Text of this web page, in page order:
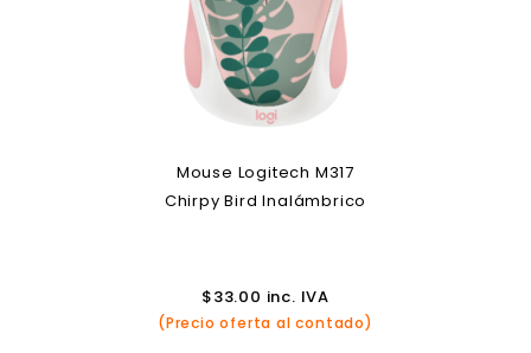
Mouse Logitech M317
Chirpy Bird Inalámbrico
$33.00 inc. IVA
(Precio oferta al contado)